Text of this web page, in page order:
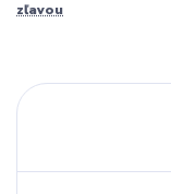
zľavou